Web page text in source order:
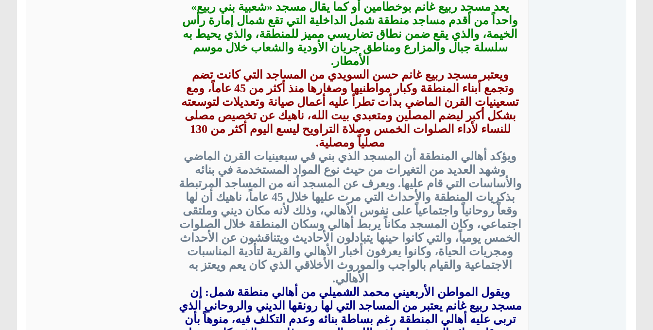
يعد مسجد ربيع غانم بوخطامين أو كما يقال مسجد «شعبية بني ربيع»
واحداً من أقدم مساجد منطقة شمل الداخلية التي تقع شمال إمارة رأس
الخيمة، والذي يقع ضمن نطاق تضاريسي مميز للمنطقة، والذي يحيط به
سلسلة جبال والمزارع ومناطق جريان الأودية والشعاب خلال موسم
الأمطار.
ويعتبر مسجد ربيع غانم حسن السويدي من المساجد التي كانت تضم
وتجمع أبناء المنطقة وكبار مواطنيها وصغارها منذ أكثر من 45 عاماً، ومع
تسعينيات القرن الماضي بدأت تطرأ عليه أعمال صيانة وتعديلات لتوسعته
بشكل أكبر ليضم المصلين ومتعبدي بيت الله، ناهيك عن تخصيص مصلى
للنساء لأداء الصلوات الخمس وصلاة التراويح ليسع اليوم أكثر من 130
مصلياً ومصلية.
ويؤكد أهالي المنطقة أن المسجد الذي بني في سبعينيات القرن الماضي
وشهد العديد من التغيرات من حيث نوع المواد المستخدمة في بنائه
والأساسات التي قام عليها. ويعرف عن المسجد أنه من المساجد المرتبطة
بذكريات المنطقة والأحداث التي مرت عليها خلال 45 عاماً، ناهيك أن لها
وقعاً روحانياً واجتماعياً على نفوس الأهالي، وذلك لأنه مكان ديني وملتقى
اجتماعي، وكان المسجد مكاناً يربط أهالي وسكان المنطقة خلال الصلوات
الخمس يومياً، والتي كانوا حينها يتبادلون الأحاديث ويتناقشون عن الأحداث
ومجريات الحياة، وكانوا يعرفون أخبار الأهالي والقرية لتأدية المناسبات
الاجتماعية والقيام بالواجب والموروث الأخلاقي الذي كان يعم ويعتز به
الأهالي.
ويقول المواطن الأربعيني محمد الشميلي من أهالي منطقة شمل: إن
مسجد ربيع غانم يعتبر من المساجد التي لها رونقها الديني والروحاني الذي
تربى عليه أهالي المنطقة رغم بساطة بنائه وعدم التكلف فيه، منوهاً بأن